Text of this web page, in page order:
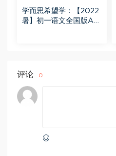
学而思希望学：【2022
暑】初一语文全国版A+
评论 0